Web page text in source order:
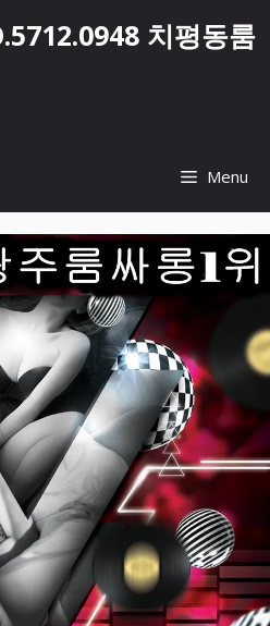
치평동룸
Menu